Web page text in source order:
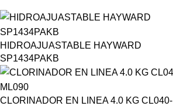
HIDROAJUASTABLE HAYWARD
SP1434PAKB
CLORINADOR EN LINEA 4.0 KG CL040-